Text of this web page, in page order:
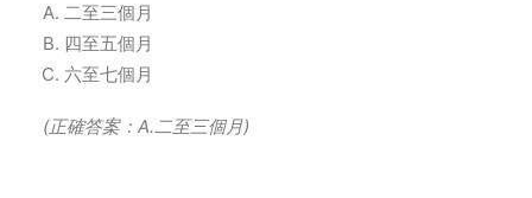
二至三個月
四至五個月
六至七個月
(正確答案：A.二至三個月)